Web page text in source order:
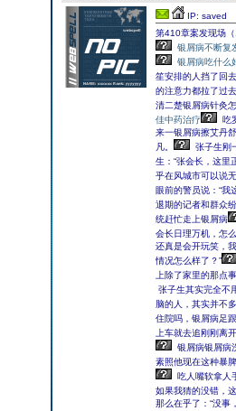
IP: saved
第410章案发现场
银屑病不断复
银屑病吃什么
笙安排的人挡了回
的注意力都拉了过
清二楚银屑病针灸
佳中药治疗
吃
来一银屑病擦艾丹
凡。
张子生刚
生：“张会长，这里
乎在风城市可以说
眼前的警员说：“我
退期的记者和群众
统赶忙走上银屑病
会长日理万机，怎
还真是会开玩笑，
情况怎么样了？”
上除了家里的那点
张子生其实完全不
脑的人，其实并不
住院吗，银屑病足
上车就去追刚刚离
银屑病银屑病
素照他现在这种暴
吃人嘴软拿人
如果我猜的没错，
那么在乎了：“没事